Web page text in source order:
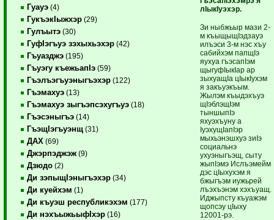
Гуауэ (4)
ГукъэкIыжхэр (29)
Гулъытэ (30)
ГуфIэгъуэ зэхыхьэхэр (42)
Гъуазджэ (195)
Гъуэгу къежьапIэ (59)
Гъэлъэгъуэныгъэхэр (122)
Гъэмахуэ (13)
Гъэмахуэ зыгъэпсэхугъуэ (18)
Гъэсэныгъэ (14)
ГъэщIэгъуэнщ (31)
ДАХ (69)
Джэрпэджэж (9)
Дзюдо (2)
Ди зэпыщIэныгъэхэр (34)
Ди куейхэм (1)
Ди къуэш республикэхэм (177)
Ди нэхъыжьыфIхэр (16)
лIыкIуэхэр.
Зи ныбжьыр мази 2-
м къыщыщIэдзауэ
илъэси 3-м нэс хъу
сабийхэм папщIэ
яухуа гъэсапIэм
щыгуфIыкIар ар
зыхуащIа цIыкIухэм
я закъуэкъым.
Жылэм къыдэхъуэ
щIэблэщIэм
тыншыпIэ
яхуэхъуну а
IуэхущIапIэр
мыхьэнэшхуэ зиIэ
социальнэ
ухуэныгъэщ, сыту
жыпIэмэ Ислъэмейм
дэс цIыхухэм я
бжыгъэм иужьрей
лъэхъэнэм хэхъуащ.
Иджыпсту къуажэм
щопсэу цIыху
12001-рэ.